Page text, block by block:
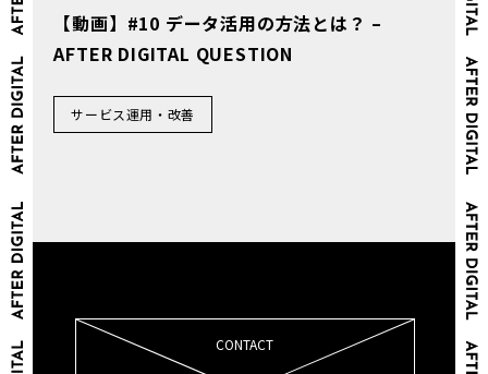
【動画】#10 データ活用の方法とは？ –
AFTER DIGITAL QUESTION
サービス運用・改善
CONTACT